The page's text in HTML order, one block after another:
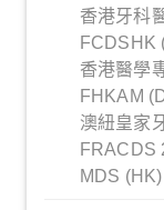
香港牙科
FCDSHK
香港醫學
FHKAM
澳紐皇家
FRACDS
MDS